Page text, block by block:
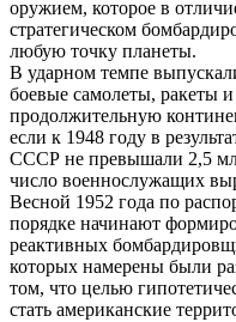
оружием, которое в
стратегическом
любую точку планеты.
В ударном темпе
боевые самолеты, ракеты
продолжительную
если к 1948 году в
СССР не превышали 2,5
число военнослужащих
Весной 1952 года по
порядке начинают
реактивных
которых намерены были
том, что целью
стать американские